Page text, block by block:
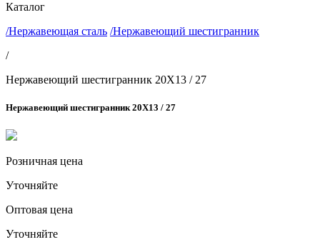
Каталог
/Нержавеющая сталь /Нержавеющий шестигранник
/
Нержавеющий шестигранник 20Х13 / 27
Нержавеющий шестигранник 20Х13 / 27
Розничная цена
Уточняйте
Оптовая цена
Уточняйте